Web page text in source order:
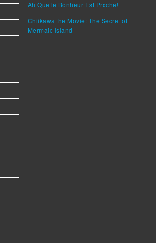
Ah Que le Bonheur Est Proche!
Chiikawa the Movie: The Secret of
Mermaid Island